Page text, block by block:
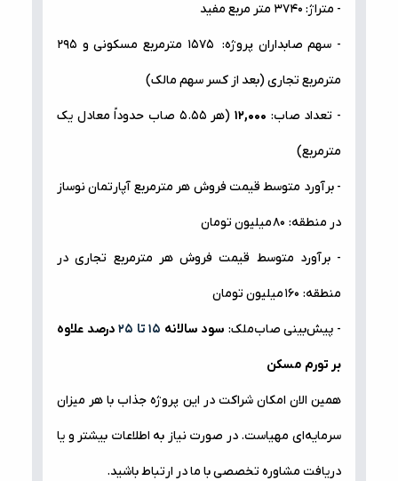
- متراژ: ۳۷۴۰ متر مربع مفید
- سهم صابداران پروژه: ۱۵۷۵ متر‌‌مربع مسکونی و ۲۹۵
متر‌‌مربع تجاری (بعد از کسر سهم مالک)
- تعداد صاب: ۱۲,۰۰۰ (هر ۵.۵۵ صاب حدوداً معادل یک
متر‌مربع)
- برآورد متوسط قیمت فروش هر متر‌مربع آپارتمان نوساز
در منطقه: ۸۰میلیون تومان
- برآورد متوسط قیمت فروش هر متر‌مربع تجاری در
منطقه: ۱۶۰میلیون تومان
- پیش‌بینی صاب‌ملک: سود سالانه ۱۵ تا ۲۵ درصد علاوه
بر تورم مسکن
همین الان امکان شراکت در این پروژه جذاب با هر میزان
سرمایه‌ای مهیاست. در صورت نیاز به اطلاعات بیشتر و یا
دریافت مشاوره تخصصی با ما در ارتباط باشید.